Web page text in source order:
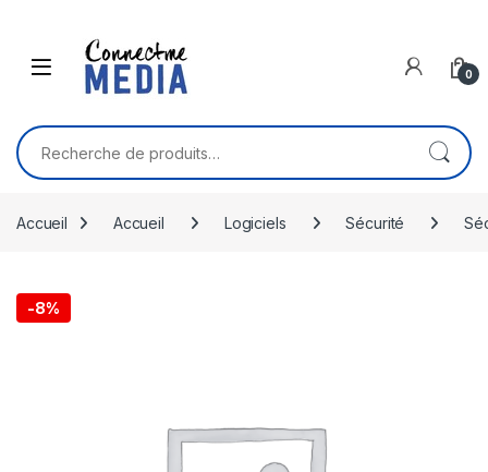
0
Recherche pour :
Accueil Accueil Logiciels Sécurité
-8%